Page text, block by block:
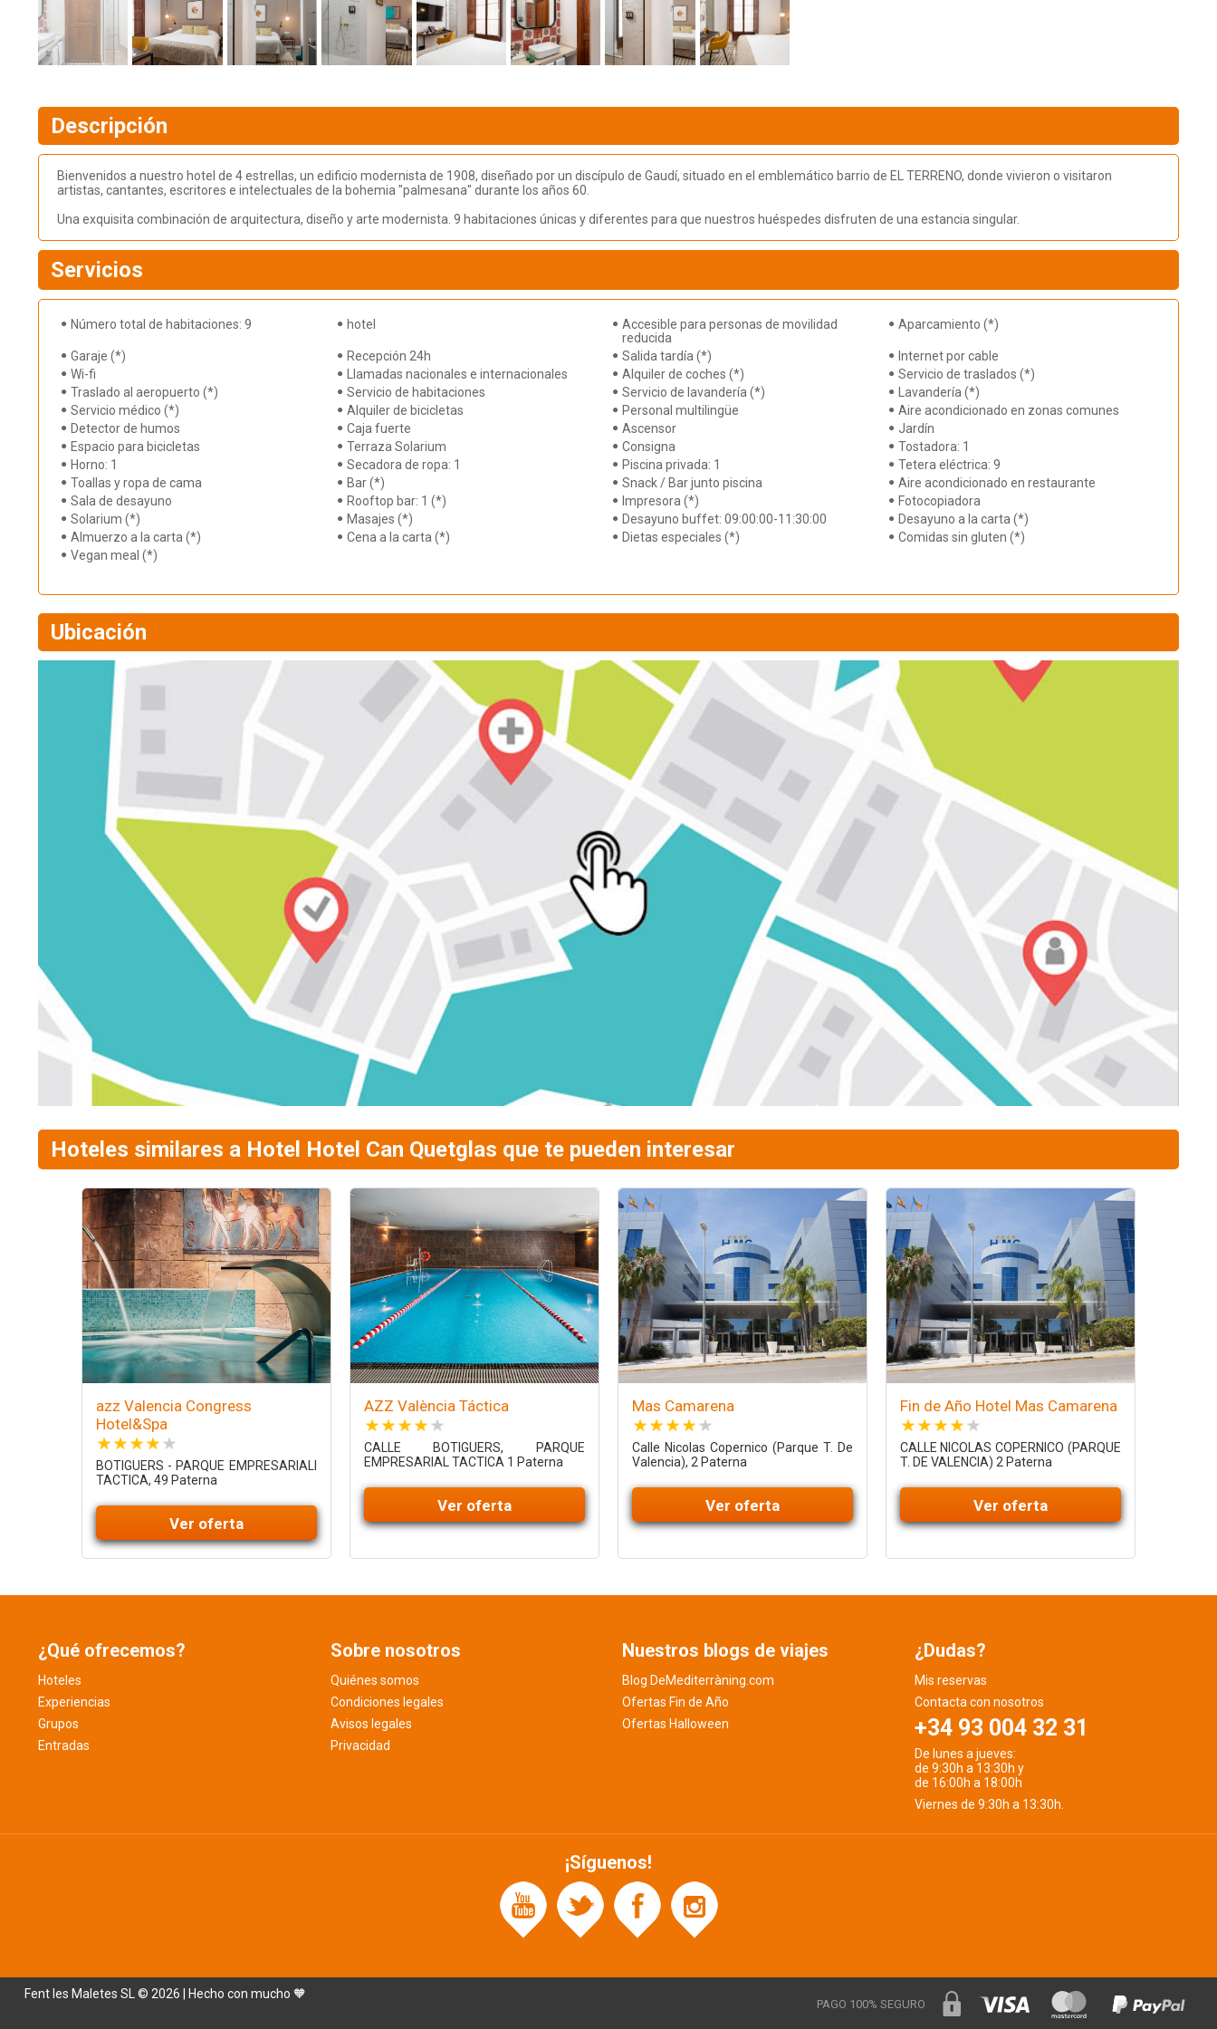
Descripción
Bienvenidos a nuestro hotel de 4 estrellas, un edificio modernista de 1908, diseñado por un discípulo de Gaudí, situado en el emblemático barrio de EL TERRENO, donde vivieron o visitaron
artistas, cantantes, escritores e intelectuales de la bohemia "palmesana" durante los años 60.
Una exquisita combinación de arquitectura, diseño y arte modernista. 9 habitaciones únicas y diferentes para que nuestros huéspedes disfruten de una estancia singular.
Servicios
Número total de habitaciones: 9 hotel
Accesible para personas de movilidad
reducida
Aparcamiento (*)
Garaje (*) Recepción 24h Salida tardía (*)
Internet por cable
Wi-fi
Llamadas nacionales e internacionales Alquiler de coches (*)
Servicio de traslados (*)
Traslado al aeropuerto (*)
Servicio de habitaciones Servicio de lavandería (*)
Lavandería (*)
Servicio médico (*)
Alquiler de bicicletas Personal multilingüe
Aire acondicionado en zonas comunes
Detector de humos
Caja fuerte Ascensor
Jardín
Espacio para bicicletas
Terraza Solarium Consigna
Tostadora: 1
Horno: 1
Secadora de ropa: 1 Piscina privada: 1
Tetera eléctrica: 9
Toallas y ropa de cama
Bar (*) Snack / Bar junto piscina
Aire acondicionado en restaurante
Sala de desayuno
Rooftop bar: 1 (*) Impresora (*)
Fotocopiadora
Solarium (*)
Masajes (*) Desayuno buffet: 09:00:00-11:30:00
Desayuno a la carta (*)
Almuerzo a la carta (*)
Cena a la carta (*) Dietas especiales (*)
Comidas sin gluten (*)
Vegan meal (*)
Ubicación
Hoteles similares a Hotel Hotel Can Quetglas que te pueden interesar
azz Valencia Congress
Hotel&Spa
BOTIGUERS - PARQUE EMPRESARIALl
TACTICA, 49 Paterna
Ver oferta
AZZ València Táctica
CALLE BOTIGUERS, PARQUE
EMPRESARIAL TACTICA 1 Paterna
Ver oferta
Mas Camarena
Calle Nicolas Copernico (Parque T. De
Valencia), 2 Paterna
Ver oferta
Fin de Año Hotel Mas Camarena
CALLE NICOLAS COPERNICO (PARQUE
T. DE VALENCIA) 2 Paterna
Ver oferta
¿Qué ofrecemos?
Hoteles
Experiencias
Grupos
Entradas
Sobre nosotros
Quiénes somos
Condiciones legales
Avisos legales
Privacidad
Nuestros blogs de viajes
Blog DeMediterràning.com
Ofertas Fin de Año
Ofertas Halloween
¿Dudas?
Mis reservas
Contacta con nosotros
+34 93 004 32 31
De lunes a jueves:
de 9:30h a 13:30h y
de 16:00h a 18:00h
Viernes de 9:30h a 13:30h.
¡Síguenos!
Fent les Maletes SL © 2026 | Hecho con mucho 🧡
PAGO 100% SEGURO